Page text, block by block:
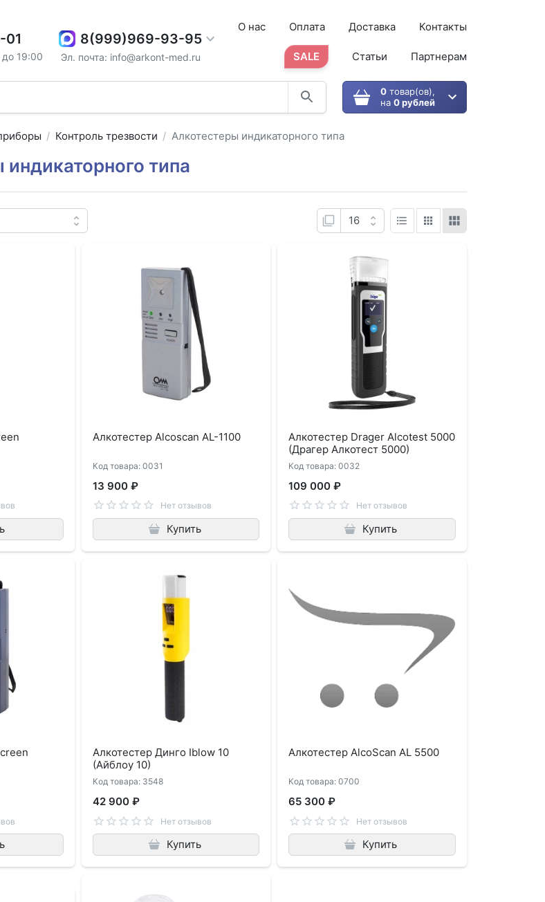
01
19:00
8(999)969-93-95
Эл. почта: info@arkont-med.ru
О нас Оплата Доставка Контакты
SALE Статьи Партнерам
0товар(ов),
на 0 рублей
Контроль трезвости Алкотестеры индикаторного типа
индикаторного типа
Алкотестер Alcoscan AL-1100
Код товара: 0031
13 900 ₽
Нет отзывов
Купить
Алкотестер Drager Alcotest 5000
(Драгер Алкотест 5000)
Код товара: 0032
109 000 ₽
Нет отзывов
Купить
Алкотестер Динго Iblow 10
(Айблоу 10)
Код товара: 3548
42 900 ₽
Нет отзывов
Купить
Алкотестер AlcoScan AL 5500
Код товара: 0700
65 300 ₽
Нет отзывов
Купить